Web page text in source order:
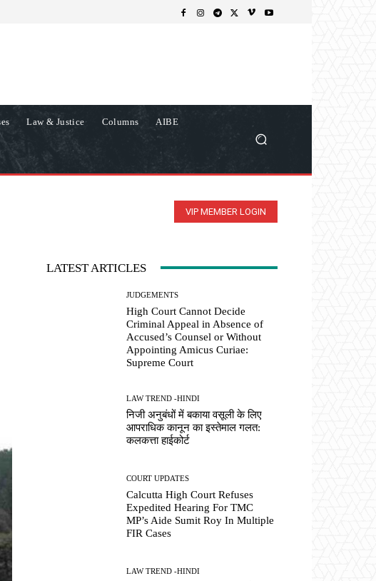
Law & Justice Columns AIBE
VIP MEMBER LOGIN
LATEST ARTICLES
JUDGEMENTS
High Court Cannot Decide
Criminal Appeal in Absence of
Accused’s Counsel or Without
Appointing Amicus Curiae:
Supreme Court
LAW TREND -HINDI
निजी अनुबंधों में बकाया वसूली के लिए
आपराधिक कानून का इस्तेमाल गलत:
कलकत्ता हाईकोर्ट
COURT UPDATES
Calcutta High Court Refuses
Expedited Hearing For TMC
MP’s Aide Sumit Roy In Multiple
FIR Cases
LAW TREND -HINDI